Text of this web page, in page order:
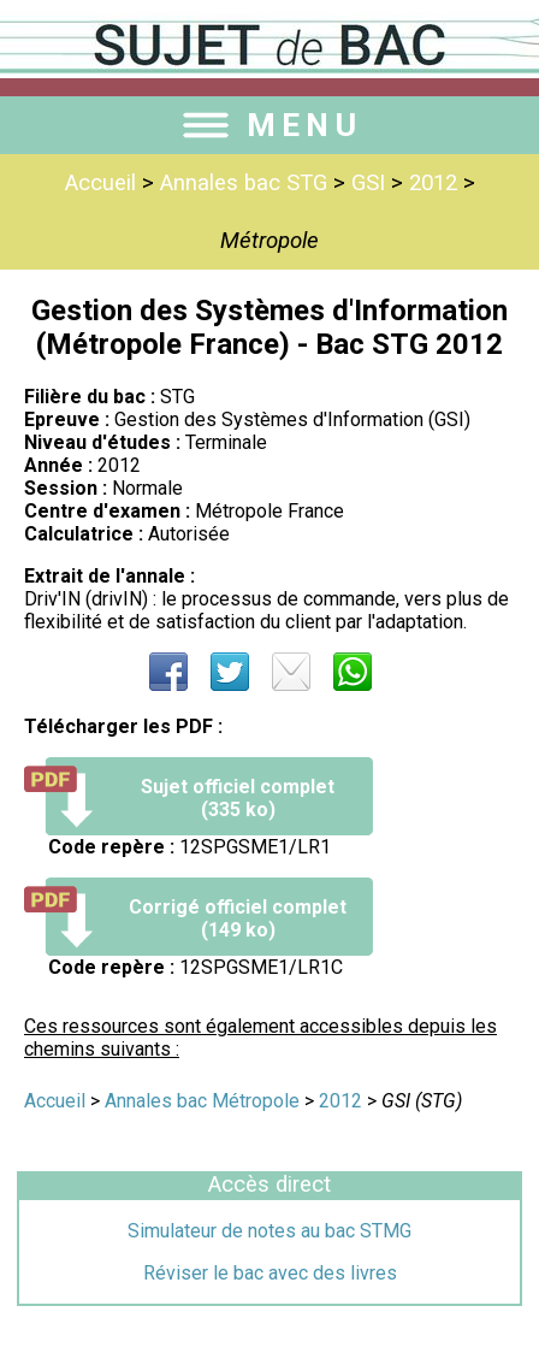
MENU
Accueil > Annales bac STG > GSI > 2012>
Métropole
Gestion des Systèmes d'Information
(Métropole France) - Bac STG 2012
Filière du bac : STG
Epreuve : Gestion des Systèmes d'Information (GSI)
Niveau d'études : Terminale
Année : 2012
Session : Normale
Centre d'examen : Métropole France
Calculatrice : Autorisée
Extrait de l'annale :
Driv'IN (drivIN) : le processus de commande, vers plus de
flexibilité et de satisfaction du client par l'adaptation.
Télécharger les PDF :
Sujet officiel complet
(335 ko)
Code repère : 12SPGSME1/LR1
Corrigé officiel complet
(149 ko)
Code repère : 12SPGSME1/LR1C
Ces ressources sont également accessibles depuis les
chemins suivants :
Accueil > Annales bac Métropole > 2012 > GSI (STG)
Accès direct
Simulateur de notes au bac STMG
Réviser le bac avec des livres